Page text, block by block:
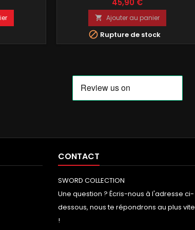
45,90 €
 Ajouter au panier
 Rupture de stock
CONTACT
SWORD COLLECTION
Une question ? Écris-nous à l'adresse ci-
dessous, nous te répondrons au plus vite
!